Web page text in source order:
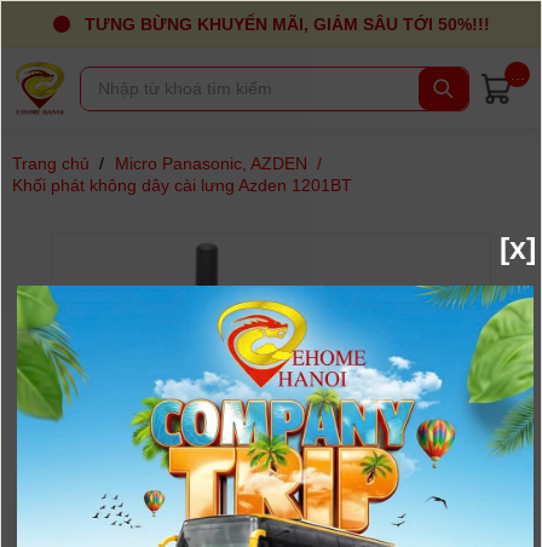
TƯNG BỪNG KHUYẾN MÃI, GIẢM SÂU TỚI 50%!!!
Trang chủ / Micro Panasonic, AZDEN /
Khối phát không dây cài lưng Azden 1201BT
[x]